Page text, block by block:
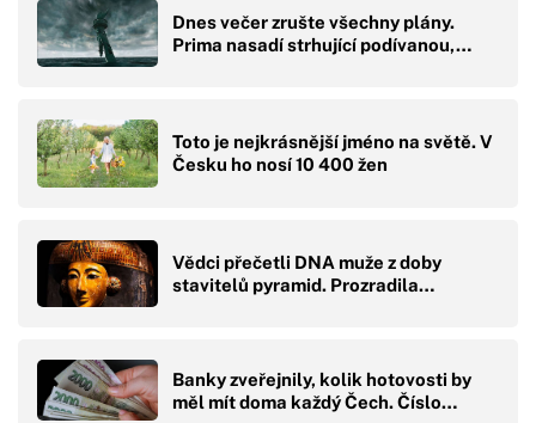
Dnes večer zrušte všechny plány.
Prima nasadí strhující podívanou,…
Toto je nejkrásnější jméno na světě. V
Česku ho nosí 10 400 žen
Vědci přečetli DNA muže z doby
stavitelů pyramid. Prozradila…
Banky zveřejnily, kolik hotovosti by
měl mít doma každý Čech. Číslo…